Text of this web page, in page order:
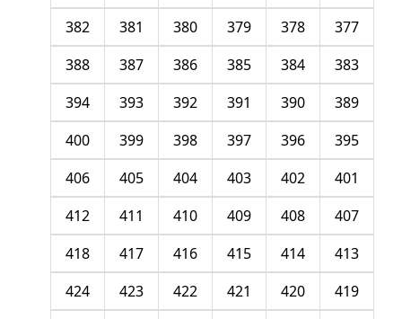
377
378
379
380
381
382
383
384
385
386
387
388
389
390
391
392
393
394
395
396
397
398
399
400
401
402
403
404
405
406
407
408
409
410
411
412
413
414
415
416
417
418
419
420
421
422
423
424